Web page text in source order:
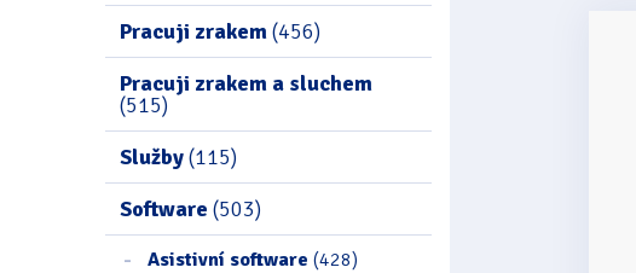
Pracuji zrakem(456)
Pracuji zrakem a sluchem
(515)
Služby(115)
Software (503)
Asistivní software (428)